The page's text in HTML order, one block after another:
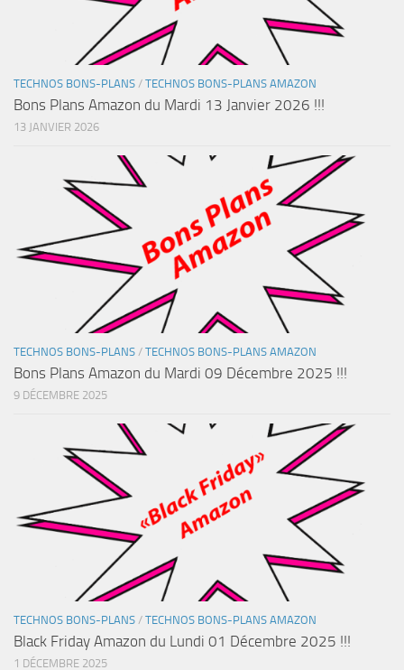
TECHNOS BONS-PLANS / TECHNOS BONS-PLANS AMAZON
Bons Plans Amazon du Mardi 13 Janvier 2026 !!!
13 JANVIER 2026
TECHNOS BONS-PLANS / TECHNOS BONS-PLANS AMAZON
Bons Plans Amazon du Mardi 09 Décembre 2025 !!!
9 DÉCEMBRE 2025
TECHNOS BONS-PLANS / TECHNOS BONS-PLANS AMAZON
Black Friday Amazon du Lundi 01 Décembre 2025 !!!
1 DÉCEMBRE 2025